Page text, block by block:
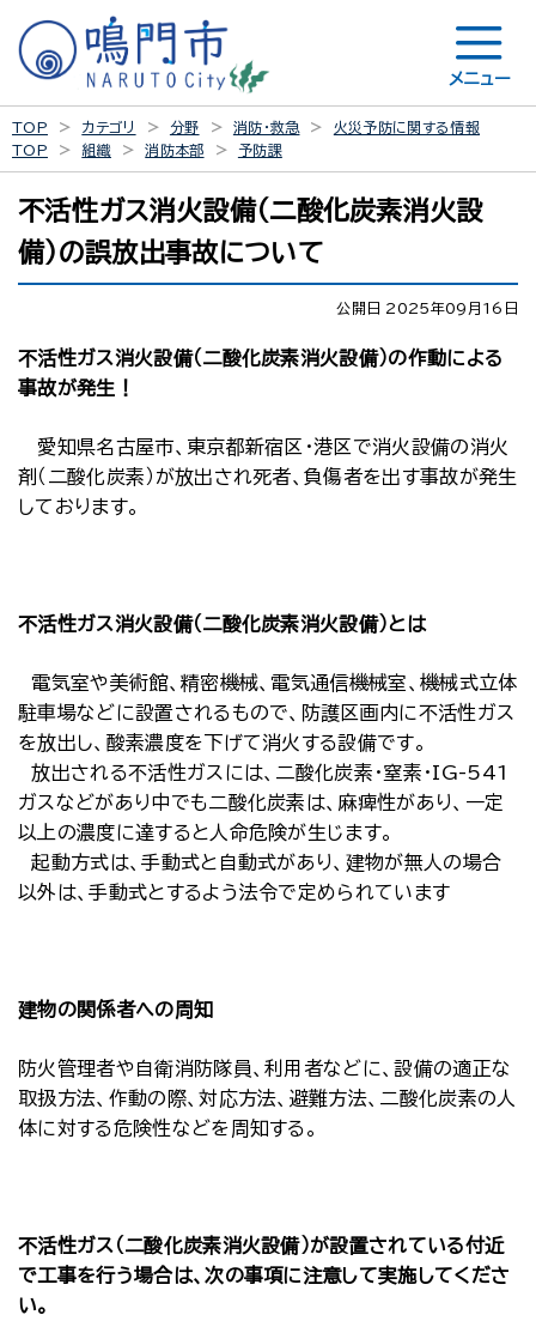
メニュー
TOP カテゴリ 分野 消防・救急
火災予防に関する情報
TOP
組織 消防本部 予防課
不活性ガス消火設備（二酸化炭素消火設
備）の誤放出事故について
公開日 2025年09月16日
不活性ガス消火設備（二酸化炭素消火設備）の作動による
事故が発生！
愛知県名古屋市、東京都新宿区・港区で消火設備の消火
剤（二酸化炭素）が放出され死者、負傷者を出す事故が発生
しております。
不活性ガス消火設備（二酸化炭素消火設備）とは
電気室や美術館、精密機械、電気通信機械室、機械式立体
駐車場などに設置されるもので、防護区画内に不活性ガス
を放出し、酸素濃度を下げて消火する設備です。
放出される不活性ガスには、二酸化炭素・窒素・IG-541
ガスなどがあり中でも二酸化炭素は、麻痺性があり、一定
以上の濃度に達すると人命危険が生じます。
起動方式は、手動式と自動式があり、建物が無人の場合
以外は、手動式とするよう法令で定められています
建物の関係者への周知
防火管理者や自衛消防隊員、利用者などに、設備の適正な
取扱方法、作動の際、対応方法、避難方法、二酸化炭素の人
体に対する危険性などを周知する。
不活性ガス（二酸化炭素消火設備）が設置されている付近
で工事を行う場合は、次の事項に注意して実施してくださ
い。